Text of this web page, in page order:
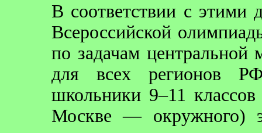
В соответствии с этими
Всероссийской
по задачам центральной
для всех регионов
школьники 9–11
Москве — окружного)